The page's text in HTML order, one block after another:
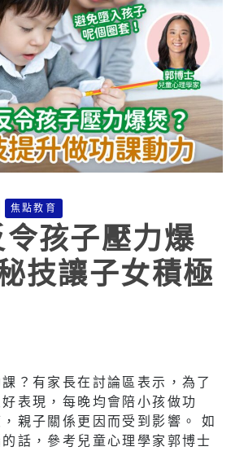
焦點教育
孩子壓力爆
技讓子女積極
？有家長在討論區表示，為了
表現，每晚均會陪小孩做功
親子關係更因而受到影響。 如
話，參考兒童心理學家郭博士